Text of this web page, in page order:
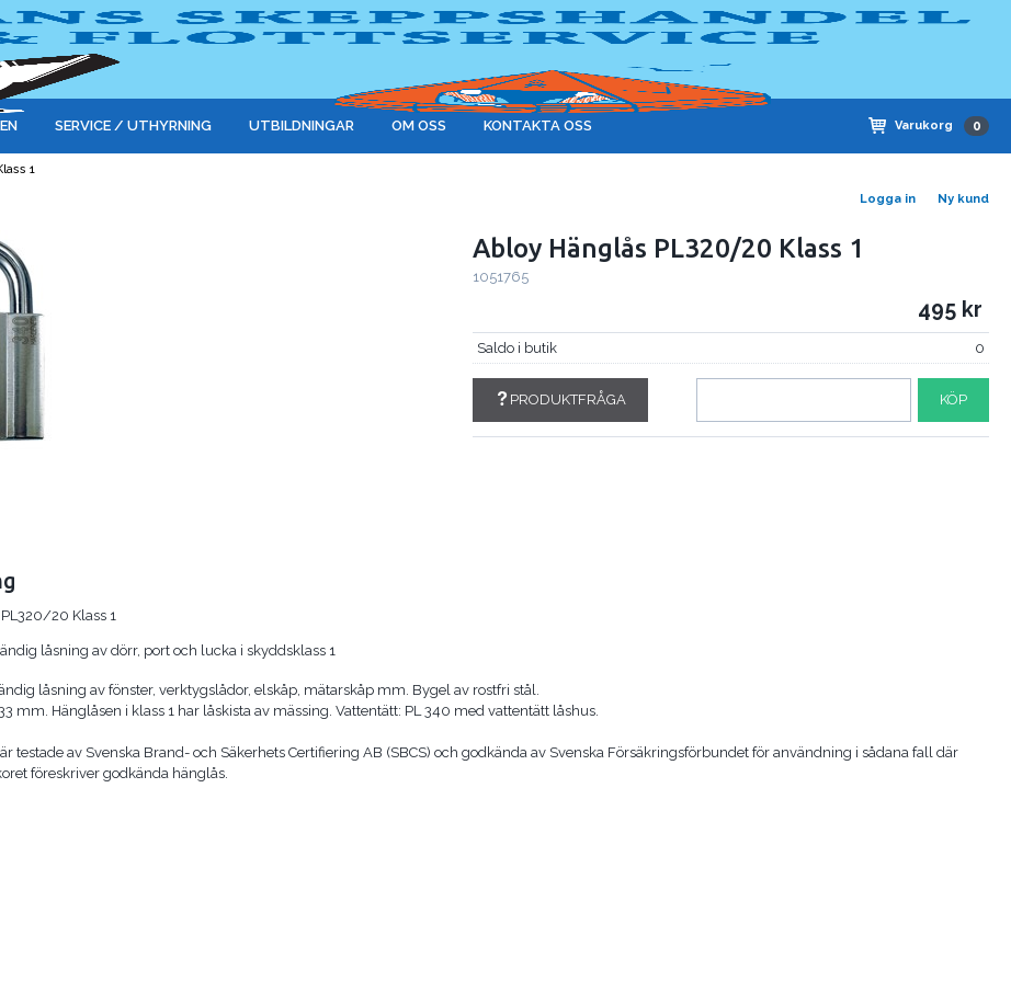
Logga in Ny kund
Varukorg 0
SERVICE / UTHYRNING UTBILDNINGAR OM OSS KONTAKTA OSS
1
Abloy Hänglås PL320/20 Klass 1
1051765
495
Saldo i butik 0
PRODUKTFRÅGA KÖP
20 Klass 1
låsning av dörr, port och lucka i skyddsklass 1
låsning av fönster, verktygslådor, elskåp, mätarskåp mm. Bygel av rostfri stål.
mm. Hänglåsen i klass 1 har låskista av mässing. Vattentätt: PL 340 med vattentätt låshus.
testade av Svenska Brand- och Säkerhets Certifiering AB (SBCS) och godkända av Svenska Försäkringsförbundet för användning i sådana fall där
föreskriver godkända hänglås.